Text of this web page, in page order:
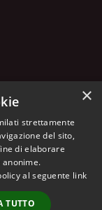
© 2026 • Istituto
Franchetti • Powered
Accesso
×
strettamente
del sito,
di elaborare
al seguente link
TUTTO